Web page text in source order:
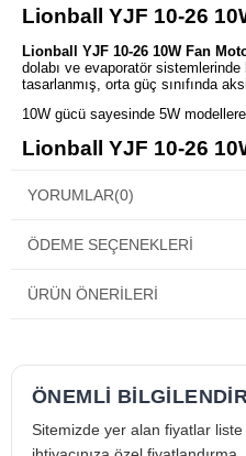
Lionball YJF 10-26
Lionball YJF 10-26 10W Fan
dolabı ve evaporatör
tasarlanmış, orta güç sınıfında
10W gücü sayesinde 5W
Lionball YJF 10-26
✔️ Dolap içi homojen
✔️ Evaporatör verimini artırır
✔️ Stabil ve uzun süreli
Teknik Özellikler
Marka:Lionball
YORUMLAR(0)
ÖDEME SEÇENEKLERI
ÜRÜN ÖNERILERI
ÖNEMLİ
Sitemizde yer alan fiyatlar liste